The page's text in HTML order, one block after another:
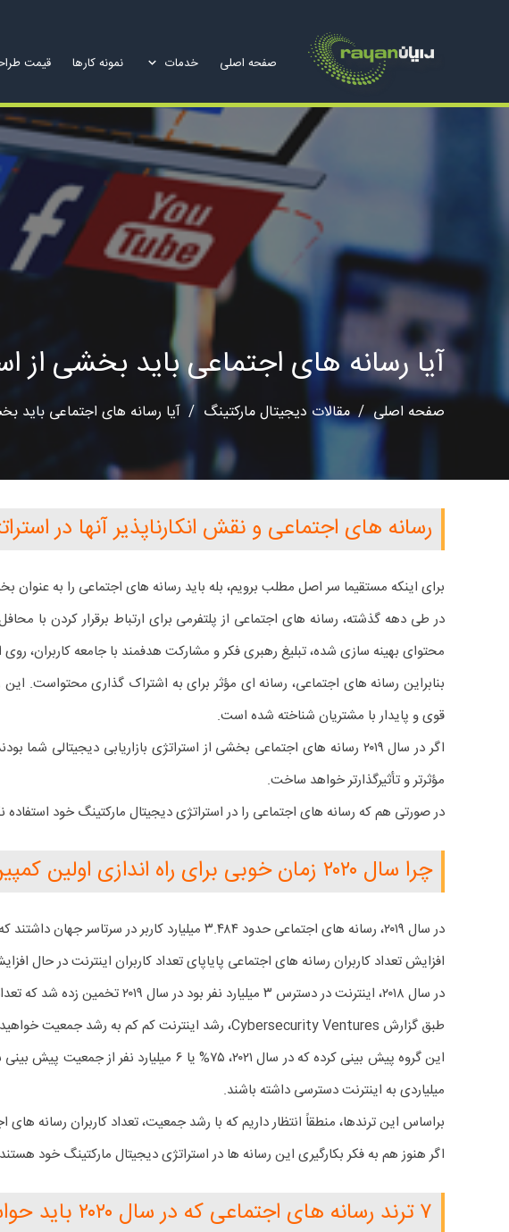
صفحه اصلی خدمات نمونه کارها قیمت
آیا رسانه های اجتماعی باید بخشی از
صفحه اصلی / مقالات دیجیتال مارکتینگ / آیا رسانه های اجتماعی باید بخشی
رسانه های اجتماعی و نقش انکارناپذیر آنها در
برای اینکه مستقیما سر اصل مطلب برویم، بله باید رسانه های اجتماعی را به عنوان
در طی دهه گذشته، رسانه های اجتماعی از پلتفرمی برای ارتباط برقرار کردن با
محتوای بهینه سازی شده، تبلیغ رهبری فکر و مشارکت هدفمند با جامعه کاربران، روی
بنابراین رسانه های اجتماعی، رسانه ای مؤثر برای به اشتراک گذاری محتواست.
قوی و پایدار با مشتریان شناخته شده است.
مؤثرتر و تأثیرگذارتر خواهد ساخت.
در صورتی هم که رسانه های اجتماعی را در استراتژی دیجیتال مارکتینگ خود استفاده نکرده اید هنوز هم دیر نشده است.
چرا سال ۲۰۲۰ زمان خوبی برای راه اندازی اولین کمپین رسانه های اجتماعی شماست
در سال ۲۰۱۹، رسانه های اجتماعی حدود ۳.۴۸۴ میلیارد کاربر در سرتاسر جهان داشتند که نسبت به سال ۲۰۱۸، ۹% رشد داشته است.
افزایش تعداد کاربران رسانه های اجتماعی پایاپای تعداد کاربران اینترنت در حال
در سال ۲۰۱۸، اینترنت در دسترس ۳ میلیارد نفر بود در سال ۲۰۱۹ تخمین زده شد که تعداد این افراد به ۴.۴ میلیارد نفر افزایش پیدا کرد.
طبق گزارش Cybersecurity Ventures، رشد اینترنت کم کم به رشد جمعیت خواهید رسید.
میلیاردی به اینترنت دسترسی داشته باشند.
براساس این ترندها، منطقاً انتظار داریم که با رشد جمعیت، تعداد کاربران رسانه
اگر هنوز هم به فکر بکارگیری این رسانه ها در استراتژی دیجیتال مارکتینگ خود
۷ ترند رسانه های اجتماعی که در سال ۲۰۲۰ باید حواستان به آنها باشد